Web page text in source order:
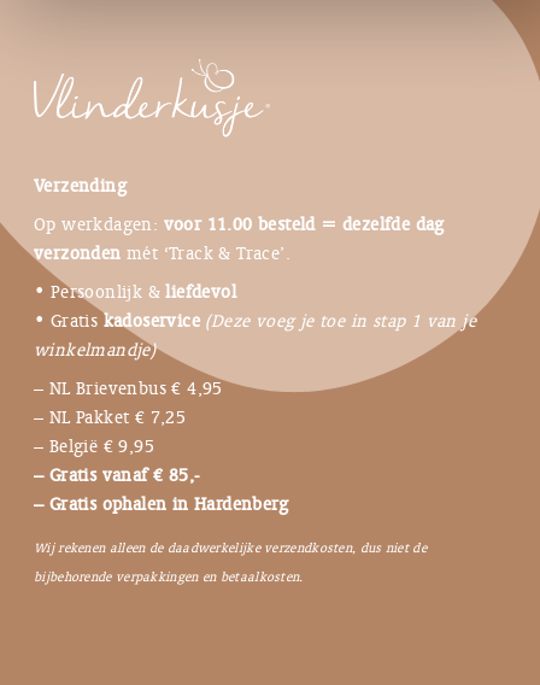
Verzending
Op werkdagen: voor 11.00 besteld = dezelfde dag
verzonden mét ‘Track & Trace’.
• Persoonlijk &liefdevol
• Gratis kadoservice (Deze voeg je toe in stap 1 van je
winkelmandje)
– NL Brievenbus € 4,95
– NL Pakket € 7,25
– België € 9,95
– Gratis vanaf € 85,-
– Gratis ophalen in Hardenberg
Wij rekenen alleen de daadwerkelijke verzendkosten, dus niet de
bijbehorende verpakkingen en betaalkosten.